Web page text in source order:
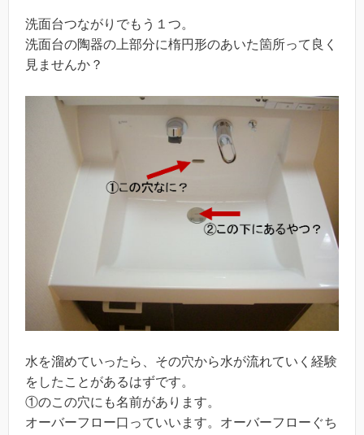
洗面台つながりでもう１つ。
洗面台の陶器の上部分に楕円形のあいた箇所って良く
見ませんか？
水を溜めていったら、その穴から水が流れていく経験
をしたことがあるはずです。
①のこの穴にも名前があります。
オーバーフロー口っていいます。オーバーフローぐち